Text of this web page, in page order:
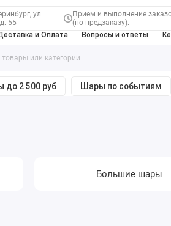
ул.
55
Прием и выполнение
(по предзаказу).
и Оплата Вопросы и ответы
до 2 500 руб Шары по событиям
Большие шары